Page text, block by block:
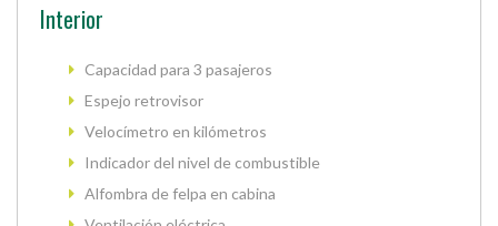
Interior
Capacidad para 3 pasajeros
Espejo retrovisor
Velocímetro en kilómetros
Indicador del nivel de combustible
Alfombra de felpa en cabina